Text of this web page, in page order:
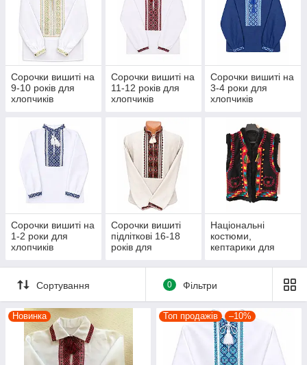
Сорочки вишиті на
9-10 років для
хлопчиків
Сорочки вишиті на
11-12 років для
хлопчиків
Сорочки вишиті на
3-4 роки для
хлопчиків
Сорочки вишиті на
1-2 роки для
хлопчиків
Сорочки вишиті
підліткові 16-18
років для
Національні
костюми,
кептарики для
Сортування 0 Фільтри
Новинка Топ продажів –10%